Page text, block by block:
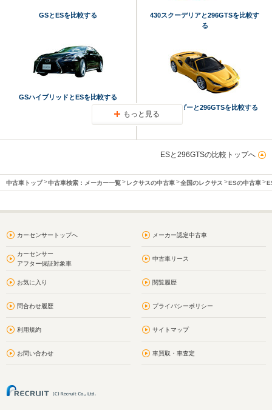
GSとESを比較する
GSハイブリッドとESを比較する
430スクーデリアと296GTSを比較す
る
F8スパイダーと296GTSを比較する
もっと見る
ESと296GTSの比較トップへ
中古車トップ 中古車検索：メーカー一覧 レクサスの中古車 全国のレクサス ESの中古車
カーセンサートップへ メーカー認定中古車
カーセンサー
アフター保証対象車
中古車リース
お気に入り 閲覧履歴
問合わせ履歴 プライバシーポリシー
利用規約 サイトマップ
お問い合わせ 車買取・車査定